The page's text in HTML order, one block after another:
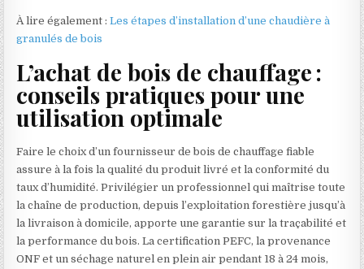
À lire également :Les étapes d’installation d’une chaudière à
granulés de bois
L’achat de bois de chauffage :
conseils pratiques pour une
utilisation optimale
Faire le choix d’un fournisseur de bois de chauffage fiable
assure à la fois la qualité du produit livré et la conformité du
taux d’humidité. Privilégier un professionnel qui maîtrise toute
la chaîne de production, depuis l’exploitation forestière jusqu’à
la livraison à domicile, apporte une garantie sur la traçabilité et
la performance du bois. La certification PEFC, la provenance
ONF et un séchage naturel en plein air pendant 18 à 24 mois,